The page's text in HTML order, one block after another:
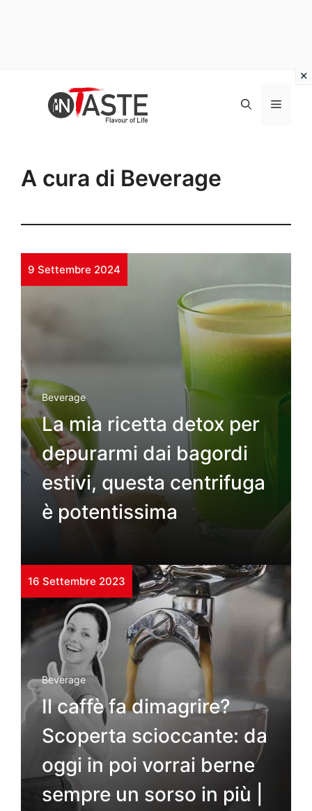
Menu
A cura di Beverage
9 Settembre 2024
Beverage
La mia ricetta detox per
depurarmi dai bagordi
estivi, questa centrifuga
è potentissima
16 Settembre 2023
Beverage
Il caffè fa dimagrire?
Scoperta scioccante: da
oggi in poi vorrai berne
sempre un sorso in più |